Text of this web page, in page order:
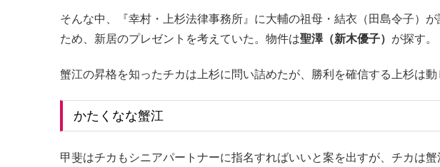
そんな中、『幸村・上杉法律事務所』に大輔の祖母・結衣（田島令子）
ため、新居のプレゼントを考えていた。物件は聖澤（新木優子） が探す。
蟹江の昇格を知ったチカは上杉に問い詰めたが、勝利を確信する上杉は動
かたくなな蟹江
甲斐はチカもシニアパートナーに指名すればいいと案を出すが、チカは蟹